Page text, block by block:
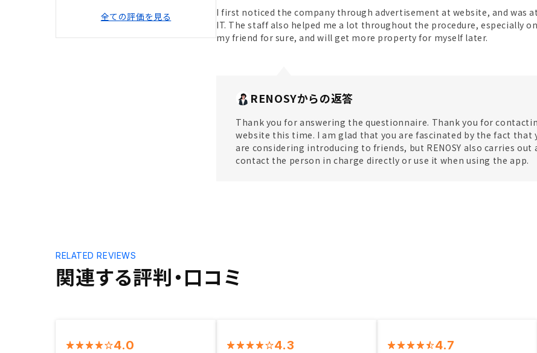
全ての評価を見る
I first noticed the company through advertisement at website, and was
IT. The staff also helped me a lot throughout the procedure, especially
my friend for sure, and will get more property for myself later.
RENOSYからの返答
Thank you for answering the questionnaire. Thank you for
website this time. I am glad that you are fascinated by the fact that
are considering introducing to friends, but RENOSY also carries
contact the person in charge directly or use it when using the app.
関連する評判・口コミ
RELATED REVIEWS
4.0 4.3 4.7